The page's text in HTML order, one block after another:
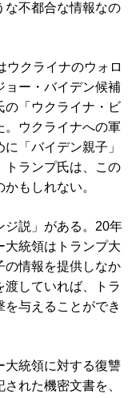
な不都合な情報なの
クライナのウォロ
ョー・バイデン候補
の「ウクライナ・ビ
。ウクライナへの軍
「バイデン親子」
トランプ氏は、この
もしれない。
説」がある。20年
大統領はトランプ大
の情報を提供しなか
渡していれば、トラ
与えることができ
統領に対する復讐
れた機密文書を、